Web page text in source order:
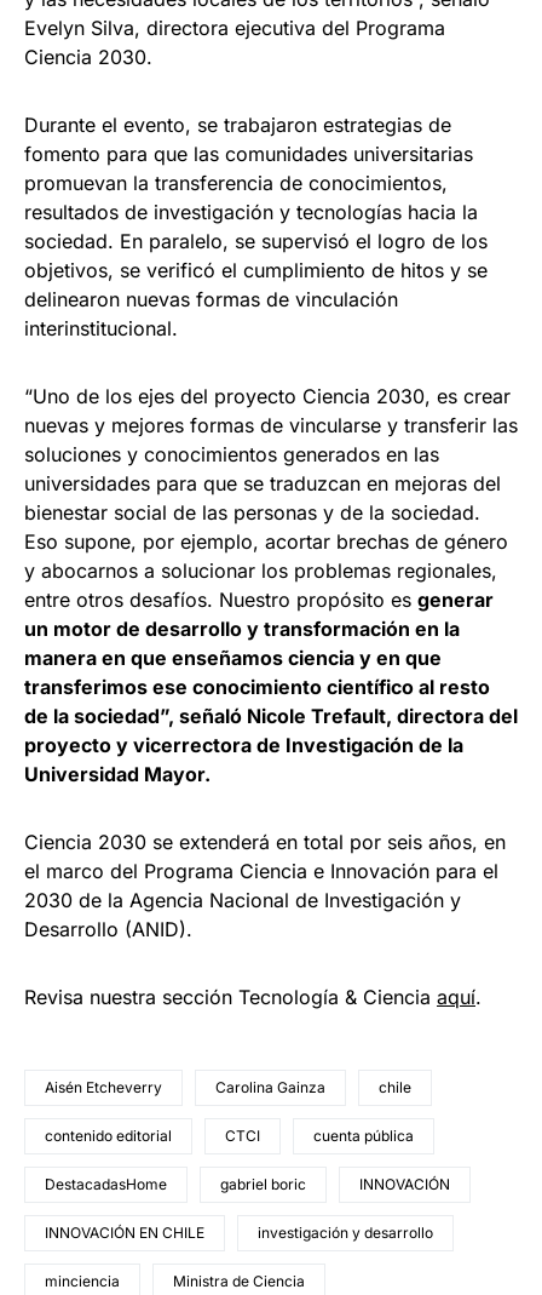
Evelyn Silva, directora ejecutiva del Programa
Ciencia 2030.
Durante el evento, se trabajaron estrategias de
fomento para que las comunidades universitarias
promuevan la transferencia de conocimientos,
resultados de investigación y tecnologías hacia la
sociedad. En paralelo, se supervisó el logro de los
objetivos, se verificó el cumplimiento de hitos y se
delinearon nuevas formas de vinculación
interinstitucional.
“Uno de los ejes del proyecto Ciencia 2030, es crear
nuevas y mejores formas de vincularse y transferir las
soluciones y conocimientos generados en las
universidades para que se traduzcan en mejoras del
bienestar social de las personas y de la sociedad.
Eso supone, por ejemplo, acortar brechas de género
y abocarnos a solucionar los problemas regionales,
entre otros desafíos. Nuestro propósito es generar
un motor de desarrollo y transformación en la
manera en que enseñamos ciencia y en que
transferimos ese conocimiento científico al resto
de la sociedad”, señaló Nicole Trefault, directora del
proyecto y vicerrectora de Investigación de la
Universidad Mayor.
Ciencia 2030 se extenderá en total por seis años, en
el marco del Programa Ciencia e Innovación para el
2030 de la Agencia Nacional de Investigación y
Desarrollo (ANID).
Revisa nuestra sección Tecnología & Ciencia aquí.
Aisén Etcheverry Carolina Gainza chile
contenido editorial CTCI cuenta pública
DestacadasHome gabriel boric INNOVACIÓN
INNOVACIÓN EN CHILE investigación y desarrollo
minciencia Ministra de Ciencia